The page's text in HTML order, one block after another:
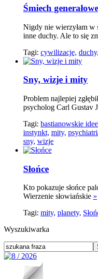
Śmiech
Nigdy nie wierzyłam w
inne duchy. Ale to się
Tagi: cywilizacje, duchy,
Sny, wizje i mity
Problem najlepiej
psycholog Carl Gustav
Tagi: bastianowskie
instynkt, mity,
sny, wizje
Słońce
Kto pokazuje słońce
Wierzenie słowiańskie »
Tagi: mity, planety,
Wyszukiwarka